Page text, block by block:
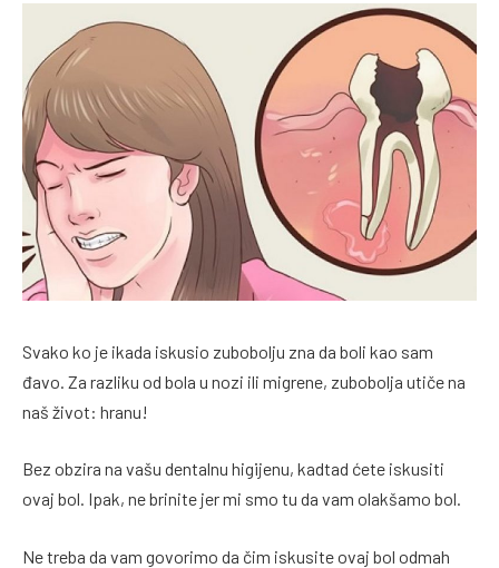
Svako ko je ikada iskusio zubobolju zna da boli kao sam
đavo. Za razliku od bola u nozi ili migrene, zubobolja utiče na
naš život: hranu!
Bez obzira na vašu dentalnu higijenu, kadtad ćete iskusiti
ovaj bol. Ipak, ne brinite jer mi smo tu da vam olakšamo bol.
Ne treba da vam govorimo da čim iskusite ovaj bol odmah